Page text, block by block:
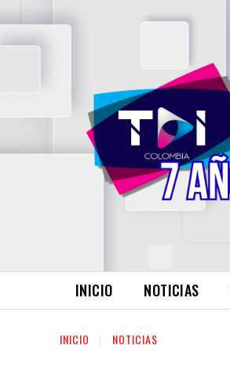
INICIO NOTICIAS
INICIO NOTICIAS